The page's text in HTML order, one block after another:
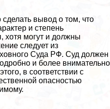
вывод о том, что
и степень
хотя могут и должны
следует из
Суда РФ. Суд должен
и более внимательно
в соответствии с
опасностью